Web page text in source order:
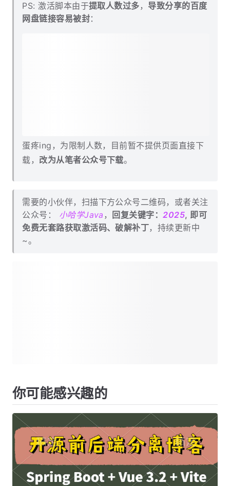
PS: 激活脚本由于提取人数过多 ， 导致分享的百度
网盘链接容易被封：
蛋疼ing，为限制人数，目前暂不提供页面直接下
载， 改为从笔者公众号下载。
需要的小伙伴，扫描下方公众号二维码，或者关注
公众号： 小哈学Java ， 回复关键字：2025, 即可
免费无套路获取激活码、破解补丁，持续更新中
~。
你可能感兴趣的